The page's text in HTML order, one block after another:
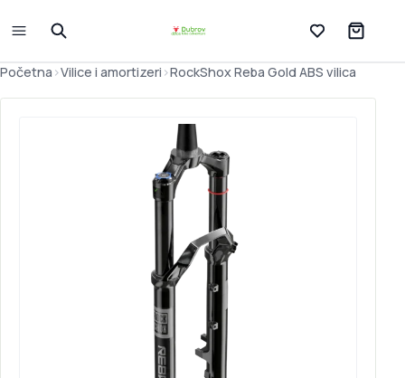
Lista želja
Početna >Vilice i amortizeri >RockShox Reba Gold ABS vilica